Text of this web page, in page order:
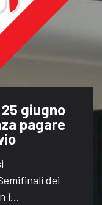
Campionato
giugno
pagare
dei
i...